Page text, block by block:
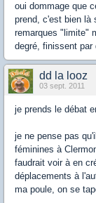
oui dommage que
prend, c'est bien là
remarques "limite"
degré, finissent par
dd la looz
03 sept. 2011
je prends le débat
je ne pense pas
féminines à
faudrait voir à en
déplacements à
ma poule, on se